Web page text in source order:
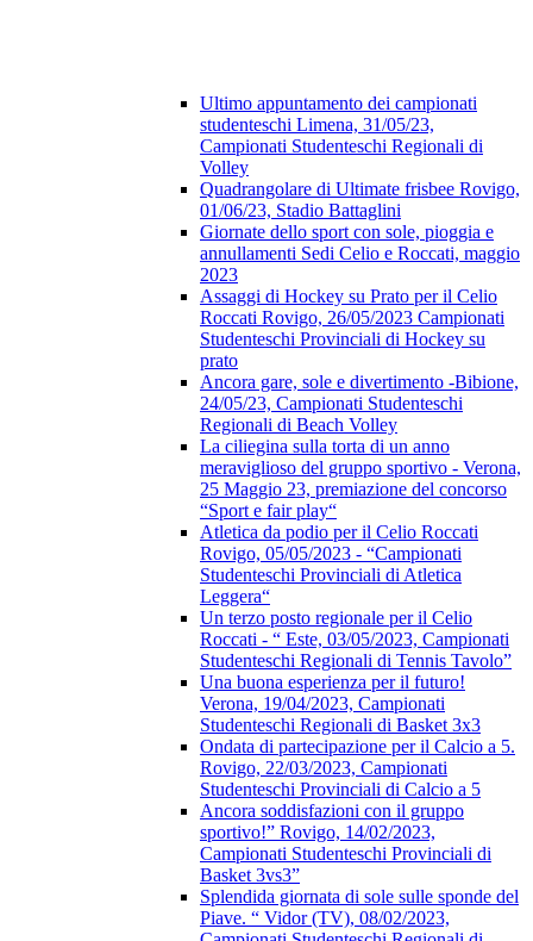
Ultimo appuntamento dei campionati
studenteschi Limena, 31/05/23,
Campionati Studenteschi Regionali di
Volley
Quadrangolare di Ultimate frisbee Rovigo,
01/06/23, Stadio Battaglini
Giornate dello sport con sole, pioggia e
annullamenti Sedi Celio e Roccati, maggio
2023
Assaggi di Hockey su Prato per il Celio
Roccati Rovigo, 26/05/2023 Campionati
Studenteschi Provinciali di Hockey su
prato
Ancora gare, sole e divertimento -Bibione,
24/05/23, Campionati Studenteschi
Regionali di Beach Volley
La ciliegina sulla torta di un anno
meraviglioso del gruppo sportivo - Verona,
25 Maggio 23, premiazione del concorso
“Sport e fair play“
Atletica da podio per il Celio Roccati
Rovigo, 05/05/2023 - “Campionati
Studenteschi Provinciali di Atletica
Leggera“
Un terzo posto regionale per il Celio
Roccati - “ Este, 03/05/2023, Campionati
Studenteschi Regionali di Tennis Tavolo”
Una buona esperienza per il futuro!
Verona, 19/04/2023, Campionati
Studenteschi Regionali di Basket 3x3
Ondata di partecipazione per il Calcio a 5.
Rovigo, 22/03/2023, Campionati
Studenteschi Provinciali di Calcio a 5
Ancora soddisfazioni con il gruppo
sportivo!” Rovigo, 14/02/2023,
Campionati Studenteschi Provinciali di
Basket 3vs3”
Splendida giornata di sole sulle sponde del
Piave. “ Vidor (TV), 08/02/2023,